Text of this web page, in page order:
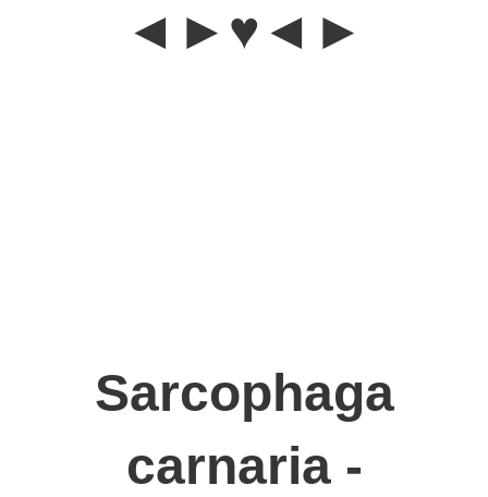
◄►♥◄►
Sarcophaga
carnaria -